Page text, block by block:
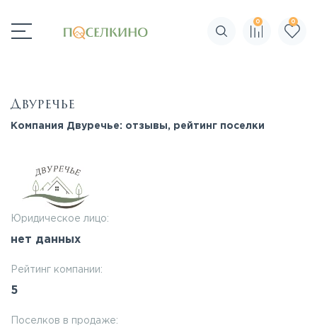
Поиск по сайту
0 0
Двуречье
Компания Двуречье: отзывы, рейтинг поселки
Юридическое лицо:
нет данных
Рейтинг компании:
5
Поселков в продаже: